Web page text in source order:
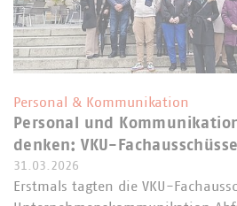
Personal & Kommunikation
Personal und
denken: VKU-
31.03.2026
Erstmals tagten die VKU-